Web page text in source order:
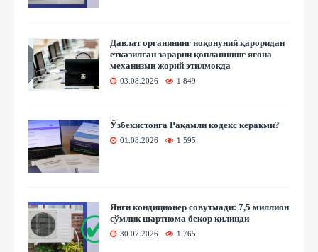
Давлат органининг ноқонуний қароридан
етказилган зарарни қоплашнинг ягона
механизми жорий этилмоқда
03.08.2026 1 849
Ўзбекистонга Рақамли кодекс керакми?
01.08.2026 1 595
Янги кондиционер совутмади: 7,5 миллион
сўмлик шартнома бекор қилинди
30.07.2026 1 765